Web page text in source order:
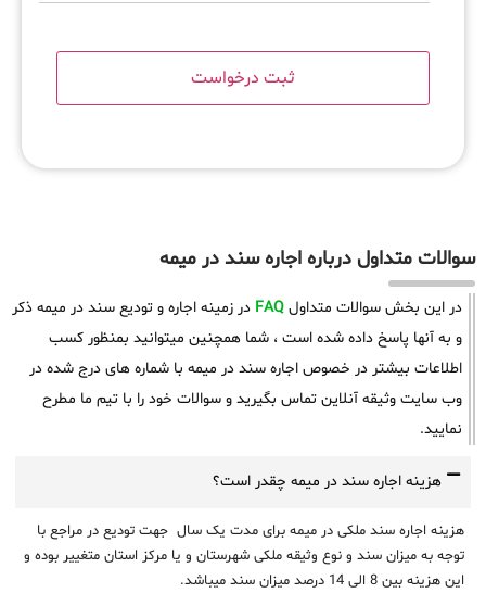
سوالات متداول درباره اجاره سند در میمه
در این بخش سوالات متداول FAQ در زمینه اجاره و تودیع سند در میمه ذکر
و به آنها پاسخ داده شده است ، شما همچنین میتوانید بمنظور کسب
اطلاعات بیشتر در خصوص اجاره سند در میمه با شماره های درج شده در
وب سایت وثیقه آنلاین تماس بگیرید و سوالات خود را با تیم ما مطرح
نمایید.
هزینه اجاره سند در میمه چقدر است؟
هزینه اجاره سند ملکی در میمه برای مدت یک سال جهت تودیع در مراجع با
توجه به میزان سند و نوع وثیقه ملکی شهرستان و یا مرکز استان متغییر بوده و
این هزینه بین 8 الی 14 درصد میزان سند میباشد.